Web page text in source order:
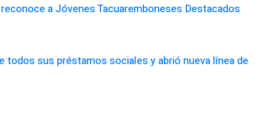
a Jóvenes Tacuaremboneses Destacados
todos sus préstamos sociales y abrió nueva línea de